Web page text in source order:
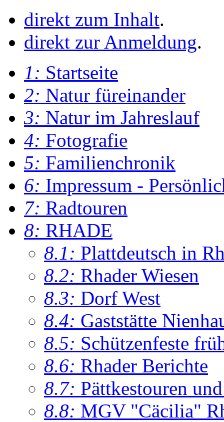
direkt zum Inhalt.
direkt zur Anmeldung.
1: Startseite
2: Natur füreinander
3: Natur im Jahreslauf
4: Fotografie
5: Familienchronik
6: Impressum -
7: Radtouren
8: RHADE
8.1: Plattdeutsch in
8.2: Rhader Wiesen
8.3: Dorf West
8.4: Gaststätte
8.5: Schützenfeste
8.6: Rhader Berichte
8.7: Pättkestouren
8.8: MGV "Cäcilia"